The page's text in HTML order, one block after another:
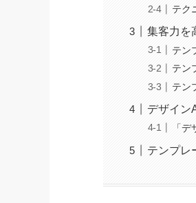
テク
集客力を
テン
テン
テン
デザイン
「
テンプレ